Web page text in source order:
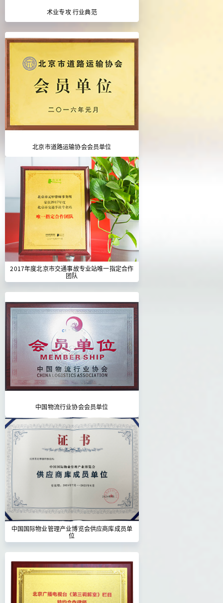
术业专攻 行业典范
北京市道路运输协会会员单位
2017年度北京市交通事故专业站唯一指定合作
团队
中国物流行业协会会员单位
中国国际物业管理产业博览会供应商库成员单
位